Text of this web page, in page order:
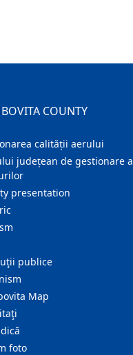
COUNTY
calității aerului
județean de gestionare a
presentation
publice
Map
foto